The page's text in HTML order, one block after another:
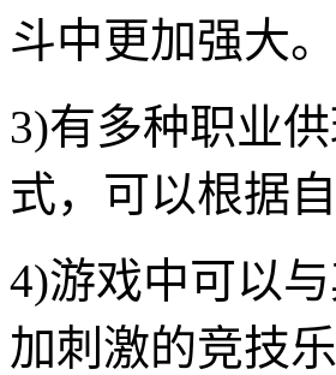
斗中更加强大。
3)有多种职业
式，可以根据
4)游戏中可以
加刺激的竞技乐